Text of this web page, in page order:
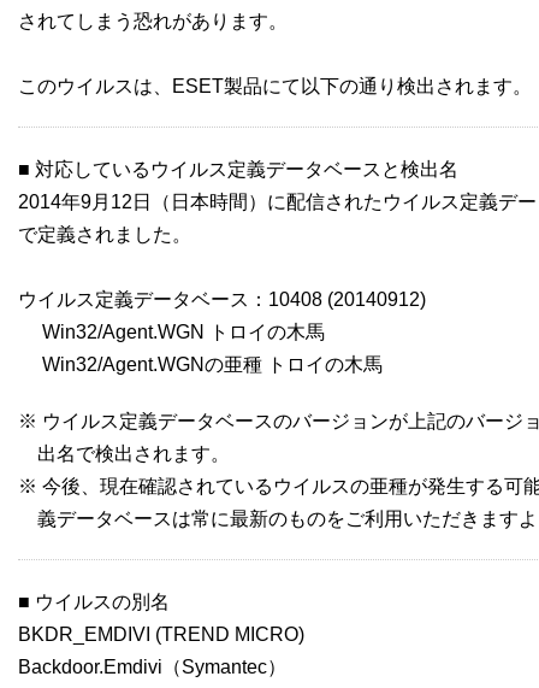
されてしまう恐れがあります。
このウイルスは、ESET製品にて以下の通り検出されます。
■ 対応しているウイルス定義データベースと検出名
2014年9月12日（日本時間）に配信されたウイルス定義デ
で定義されました。
ウイルス定義データベース：10408 (20140912)
Win32/Agent.WGN トロイの木馬
Win32/Agent.WGNの亜種 トロイの木馬
※ ウイルス定義データベースのバージョンが上記のバージ
出名で検出されます。
※ 今後、現在確認されているウイルスの亜種が発生する可
義データベースは常に最新のものをご利用いただきます
■ ウイルスの別名
BKDR_EMDIVI (TREND MICRO)
Backdoor.Emdivi（Symantec）